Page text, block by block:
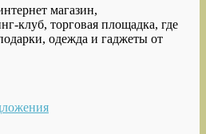
магазин,
клуб, торговая площадка, где
одежда и гаджеты от